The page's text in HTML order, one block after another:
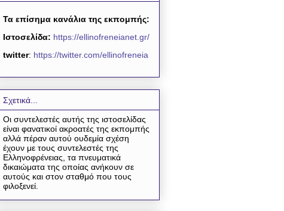
Τα επίσημα κανάλια της εκπομπής:
Ιστοσελίδα: https://ellinofreneianet.gr/
twitter: https://twitter.com/ellinofreneia
Σχετικά...
Οι συντελεστές αυτής της ιστοσελίδας
είναι φανατικοί ακροατές της εκπομπής
αλλά πέραν αυτού ουδεμία σχέση
έχουν με τους συντελεστές της
Ελληνοφρένειας, τα πνευματικά
δικαιώματα της οποίας ανήκουν σε
αυτούς και στον σταθμό που τους
φιλοξενεί.